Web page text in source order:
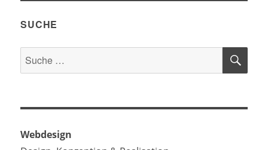
SUCHE
Suche
nach:
Webdesign